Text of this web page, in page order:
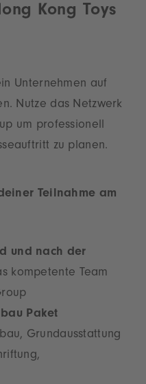
Kong Toys
Unternehmen auf
Nutze das Netzwerk
um professionell
zu planen.
Teilnahme am
und nach der
kompetente Team
Paket
Grundausstattung